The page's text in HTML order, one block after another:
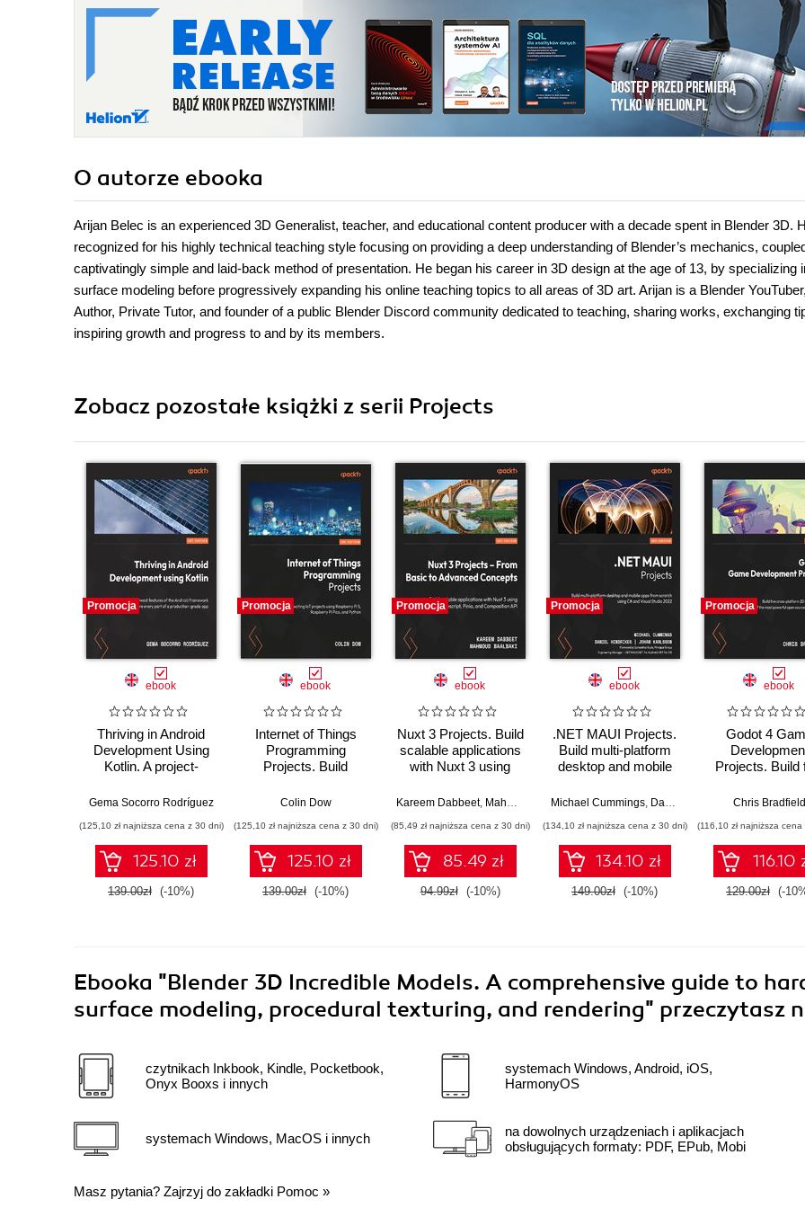
O autorze ebooka
Arijan Belec is an experienced 3D Generalist, teacher, and educational content producer with a decade spent in Blender 3D.
recognized for his highly technical teaching style focusing on providing a deep understanding of Blender’s mechanics,
captivatingly simple and laid-back method of presentation. He began his career in 3D design at the age of 13, by specializing
surface modeling before progressively expanding his online teaching topics to all areas of 3D art. Arijan is a Blender YouTuber,
Author, Private Tutor, and founder of a public Blender Discord community dedicated to teaching, sharing works, exchanging
inspiring growth and progress to and by its members.
Zobacz pozostałe książki z serii Projects
Promocja
ebook
Thriving in Android
Development Using
Kotlin. A project-
the latest Android
developing
production-grade
apps
Gema Socorro Rodríguez
(125,10 zł najniższa cena z 30 dni)
125.10 zł
139.00zł (-10%)
Promocja
ebook
Internet of Things
Programming
Projects. Build
using Raspberry Pi 5,
and Python - Second
Edition
Colin Dow
(125,10 zł najniższa cena z 30 dni)
125.10 zł
139.00zł (-10%)
Promocja
ebook
Nuxt 3 Projects. Build
scalable applications
with Nuxt 3 using
Composition API
Kareem Dabbeet, Mahmoud Baalbaki ,Daniel Kelly
(85,49 zł najniższa cena z 30 dni)
85.49 zł
94.99zł (-10%)
Promocja
ebook
.NET MAUI Projects.
Build multi-platform
desktop and mobile
using C# and Visual
Edition
Michael Cummings Daniel Hindrikes ,Johan
(134,10 zł najniższa cena z 30 dni)
134.10 zł
149.00zł (-10%)
Promocja
ebook
Godot 4
Projects. Build
and 3D games
powerful open
game
Second
Chris Bradfield
(116,10 zł najniższa
116.10
129.00zł (-
Ebooka "Blender 3D Incredible Models. A comprehensive guide to
surface modeling, procedural texturing, and rendering" przeczytasz
czytnikach Inkbook, Kindle, Pocketbook,
Onyx Booxs i innych
systemach Windows, MacOS i innych
systemach Windows, Android, iOS,
HarmonyOS
na dowolnych urządzeniach i aplikacjach
obsługujących formaty: PDF, EPub, Mobi
Masz pytania? Zajrzyj do zakładki Pomoc »